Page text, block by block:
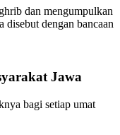
dan mengumpulkan
disebut dengan bancaan
Jawa
bagi setiap umat